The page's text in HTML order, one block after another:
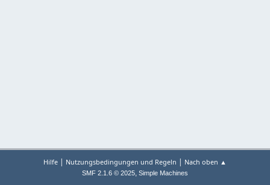
Hilfe | Nutzungsbedingungen und Regeln | Nach oben ▲
SMF 2.1.6 © 2025, Simple Machines